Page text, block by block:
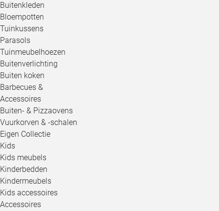
Buitenkleden
Bloempotten
Tuinkussens
Parasols
Tuinmeubelhoezen
Buitenverlichting
Buiten koken
Barbecues &
Accessoires
Buiten- & Pizzaovens
Vuurkorven & -schalen
Eigen Collectie
Kids
Kids meubels
Kinderbedden
Kindermeubels
Kids accessoires
Accessoires